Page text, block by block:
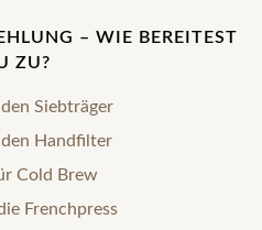
– WIE BEREITEST
ZU?
Siebträger
Handfilter
Cold Brew
Frenchpress